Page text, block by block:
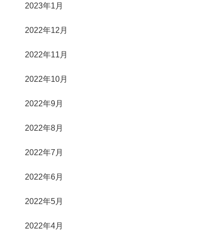
2023年1月
2022年12月
2022年11月
2022年10月
2022年9月
2022年8月
2022年7月
2022年6月
2022年5月
2022年4月